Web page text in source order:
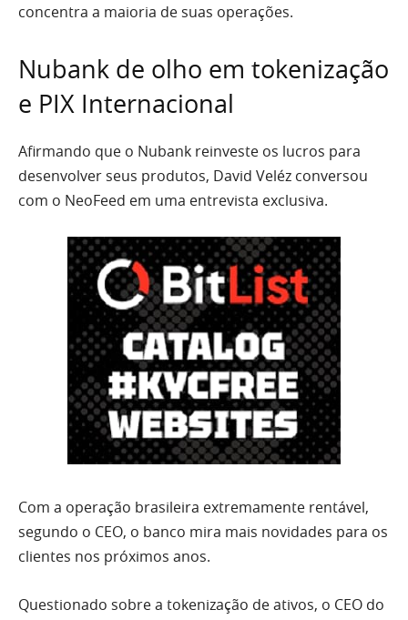
concentra a maioria de suas operações.
Nubank de olho em tokenização
e PIX Internacional
Afirmando que o Nubank reinveste os lucros para
desenvolver seus produtos, David Veléz conversou
com o NeoFeed em uma entrevista exclusiva.
Com a operação brasileira extremamente rentável,
segundo o CEO, o banco mira mais novidades para os
clientes nos próximos anos.
Questionado sobre a tokenização de ativos, o CEO do